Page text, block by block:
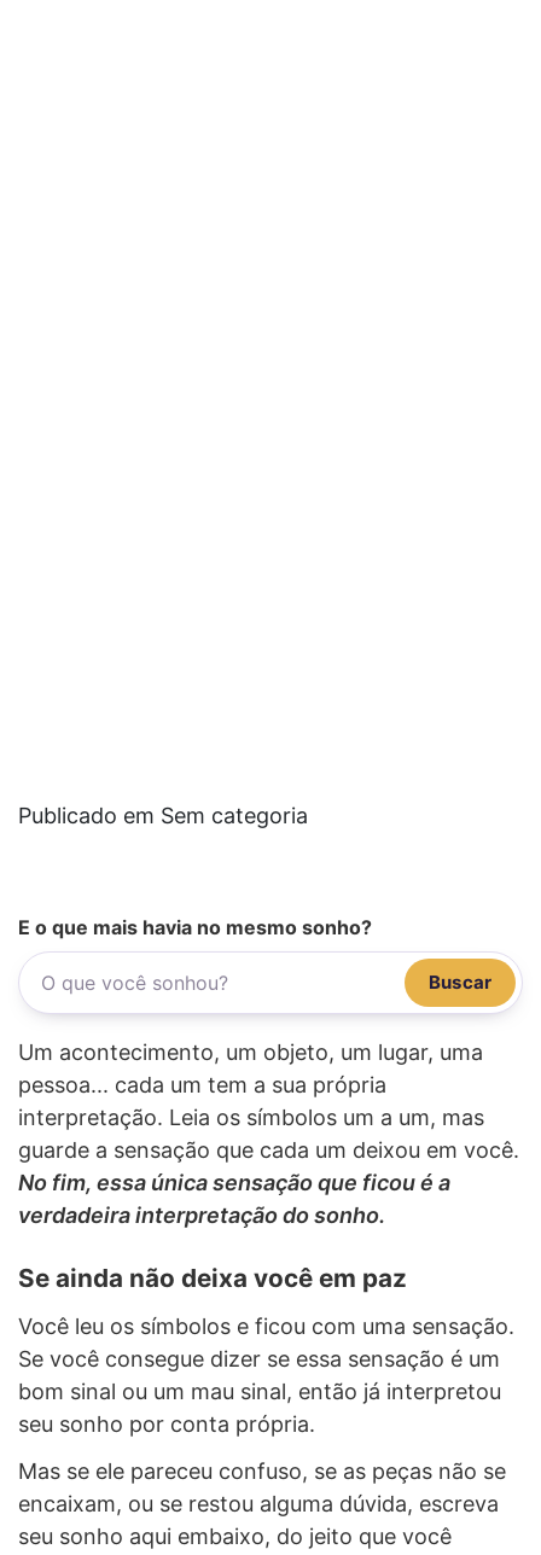
Publicado em Sem categoria
E o que mais havia no mesmo sonho?
Buscar
Um acontecimento, um objeto, um lugar, uma
pessoa... cada um tem a sua própria
interpretação. Leia os símbolos um a um, mas
guarde a sensação que cada um deixou em você.
No fim, essa única sensação que ficou é a
verdadeira interpretação do sonho.
Se ainda não deixa você em paz
Você leu os símbolos e ficou com uma sensação.
Se você consegue dizer se essa sensação é um
bom sinal ou um mau sinal, então já interpretou
seu sonho por conta própria.
Mas se ele pareceu confuso, se as peças não se
encaixam, ou se restou alguma dúvida, escreva
seu sonho aqui embaixo, do jeito que você